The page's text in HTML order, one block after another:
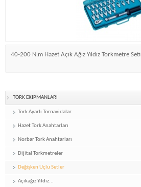
40-200 N.m Hazet Açık Ağız Yıldız Torkmetre Seti
TORK EKİPMANLARI
Tork Ayarlı Tornavidalar
Hazet Tork Anahtarları
Norbar Tork Anahtarları
Dijital Torkmetreler
Değişken Uçlu Setler
Açıkağız Yıldız...